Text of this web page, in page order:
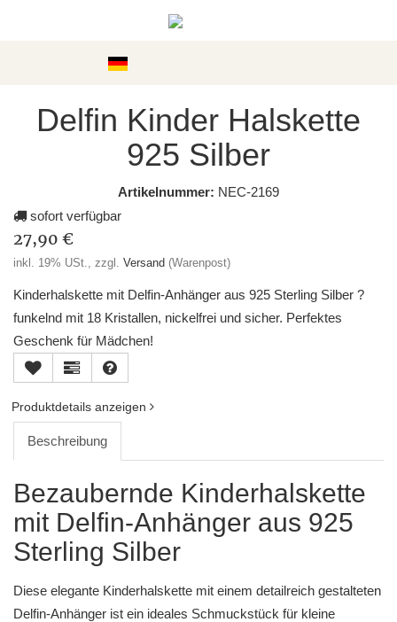
Delfin Kinder Halskette
925 Silber
Artikelnummer: NEC-2169
sofort verfügbar
27,90 €
inkl. 19% USt., zzgl. Versand (Warenpost)
Kinderhalskette mit Delfin-Anhänger aus 925 Sterling Silber ?
funkelnd mit 18 Kristallen, nickelfrei und sicher. Perfektes
Geschenk für Mädchen!
Produktdetails anzeigen
Beschreibung
Bezaubernde Kinderhalskette
mit Delfin-Anhänger aus 925
Sterling Silber
Diese elegante Kinderhalskette mit einem detailreich gestalteten
Delfin-Anhänger ist ein ideales Schmuckstück für kleine